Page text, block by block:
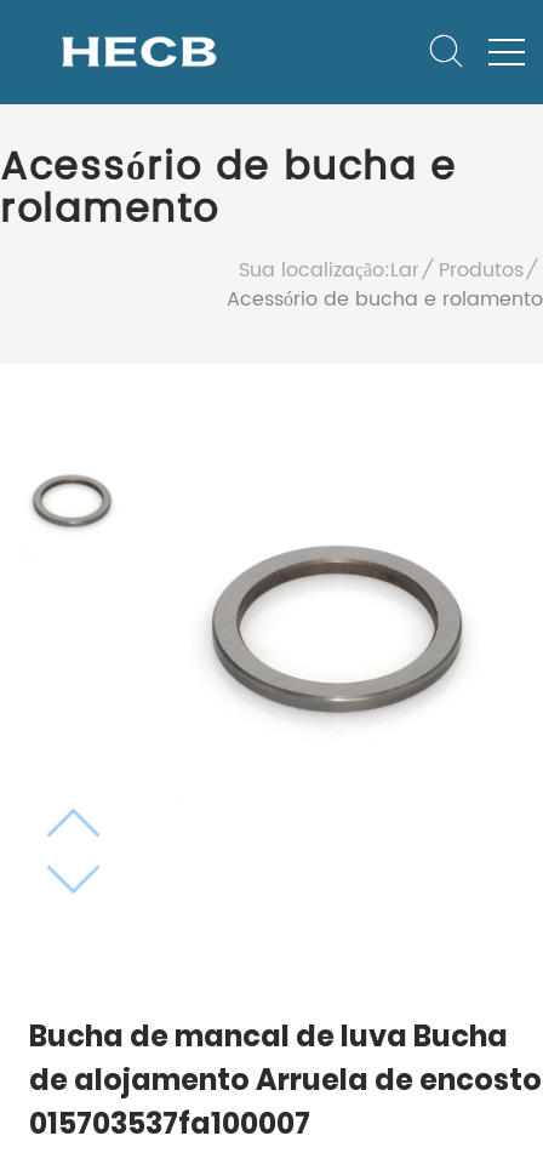
Acessório de bucha e
rolamento
Sua localização:Lar
Produtos
Acessório de bucha e rolamento
Bucha de mancal de luva Bucha
de alojamento Arruela de encosto
015703537fa100007